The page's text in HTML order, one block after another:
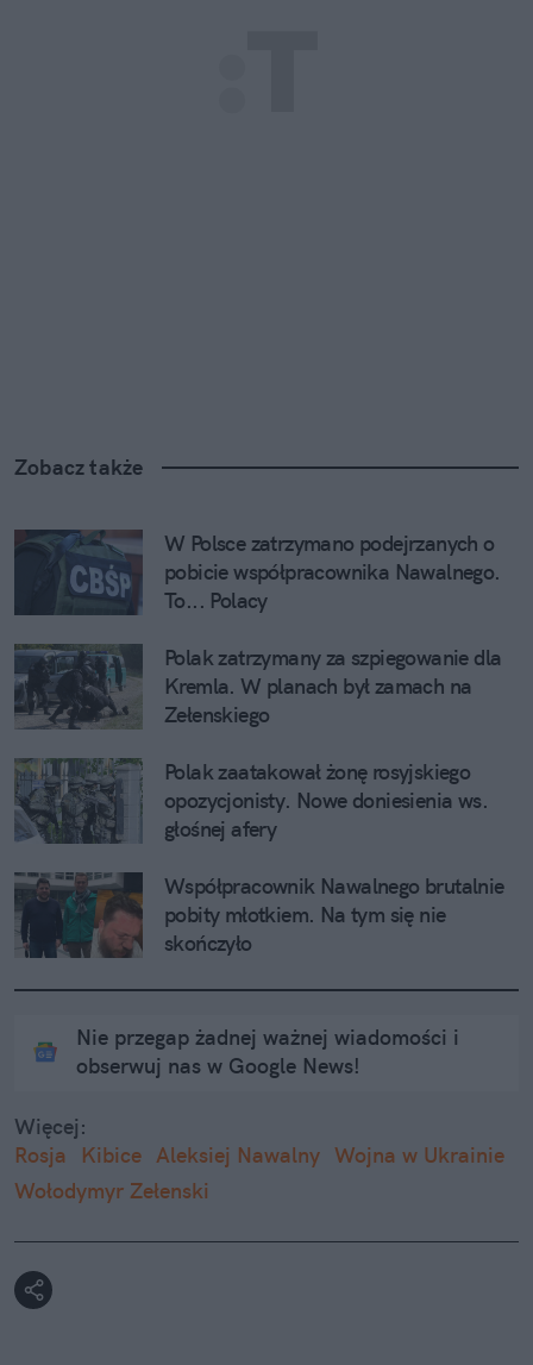
Zobacz także
W Polsce zatrzymano podejrzanych o
pobicie współpracownika Nawalnego.
To... Polacy
Polak zatrzymany za szpiegowanie dla
Kremla. W planach był zamach na
Zełenskiego
Polak zaatakował żonę rosyjskiego
opozycjonisty. Nowe doniesienia ws.
głośnej afery
Współpracownik Nawalnego brutalnie
pobity młotkiem. Na tym się nie
skończyło
Nie przegap żadnej ważnej wiadomości i
obserwuj nas w Google News!
Więcej:
Rosja
Kibice Aleksiej Nawalny Wojna w Ukrainie
Wołodymyr Zełenski